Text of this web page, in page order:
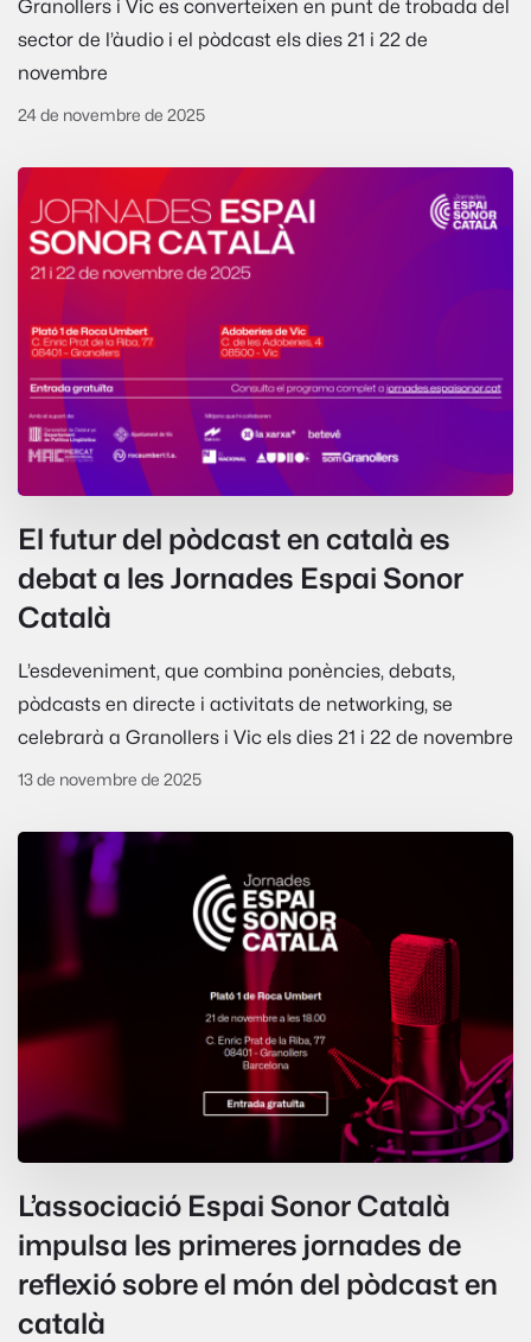
Granollers i Vic es converteixen en punt de trobada del
sector de l’àudio i el pòdcast els dies 21 i 22 de
novembre
24 de novembre de 2025
El futur del pòdcast en català es
debat a les Jornades Espai Sonor
Català
L’esdeveniment, que combina ponències, debats,
pòdcasts en directe i activitats de networking, se
celebrarà a Granollers i Vic els dies 21 i 22 de novembre
13 de novembre de 2025
L’associació Espai Sonor Català
impulsa les primeres jornades de
reflexió sobre el món del pòdcast en
català